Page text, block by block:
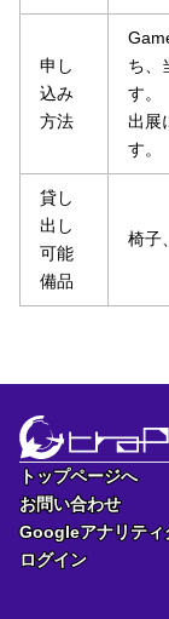
申し
込み
方法
ち、
す。
出展
す。
貸し
出し
可能
備品
椅子
トップページへ
トップページへ
お問い合わせ
お問い合わせ
Googleアナリティ
Googleアナリティ
ログイン
ログイン